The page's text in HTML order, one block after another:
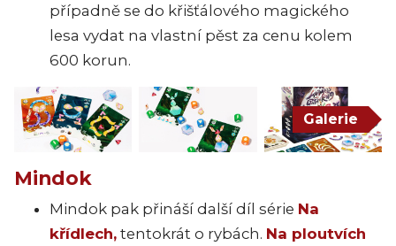
případně se do křišťálového magického
lesa vydat na vlastní pěst za cenu kolem
600 korun.
Galerie
Mindok
Mindok pak přináší další díl série Na
křídlech, tentokrát o rybách. Na ploutvích